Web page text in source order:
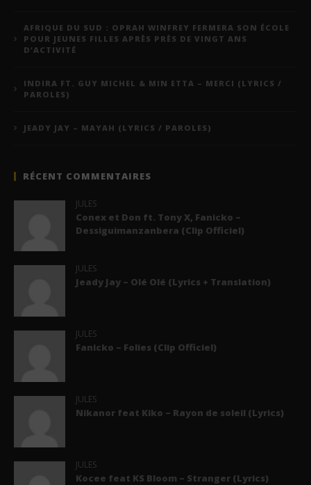
AFRIQUE DU SUD : OPRAH WINFREY FERMERA SON ÉCOLE
POUR JEUNES FILLES APRÈS PRÈS DE VINGT ANS
D’ACTIVITÉ
INDIRA FT. GUY MICHEL & MIN ETTA – MERCI (LYRICS /
PAROLES)
JEADY JAY – MAYAH (LYRICS / PAROLES)
RÉCENT COMMENTAIRES
JULES
Conex et Don ft. Tony X, Fanicko –
Dessiguimanzanbera (Clip Officiel)
JULES
Jeady Jay – Olé Olé (Lyrics + Translation)
JULES
Fanicko – Folies (Clip Officiel)
JULES
Nikanor feat Kiko – Rayon de soleil (Lyrics)
JULES
Kocee feat KS Bloom – Stranger (Lyrics)